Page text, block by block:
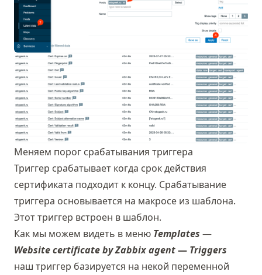
Меняем порог срабатывания триггера
Триггер срабатывает когда срок действия
сертификата подходит к концу. Срабатывание
триггера основывается на макросе из шаблона.
Этот триггер встроен в шаблон.
Как мы можем видеть в меню Templates —
Website certificate by Zabbix agent— Triggers
наш триггер базируется на некой переменной